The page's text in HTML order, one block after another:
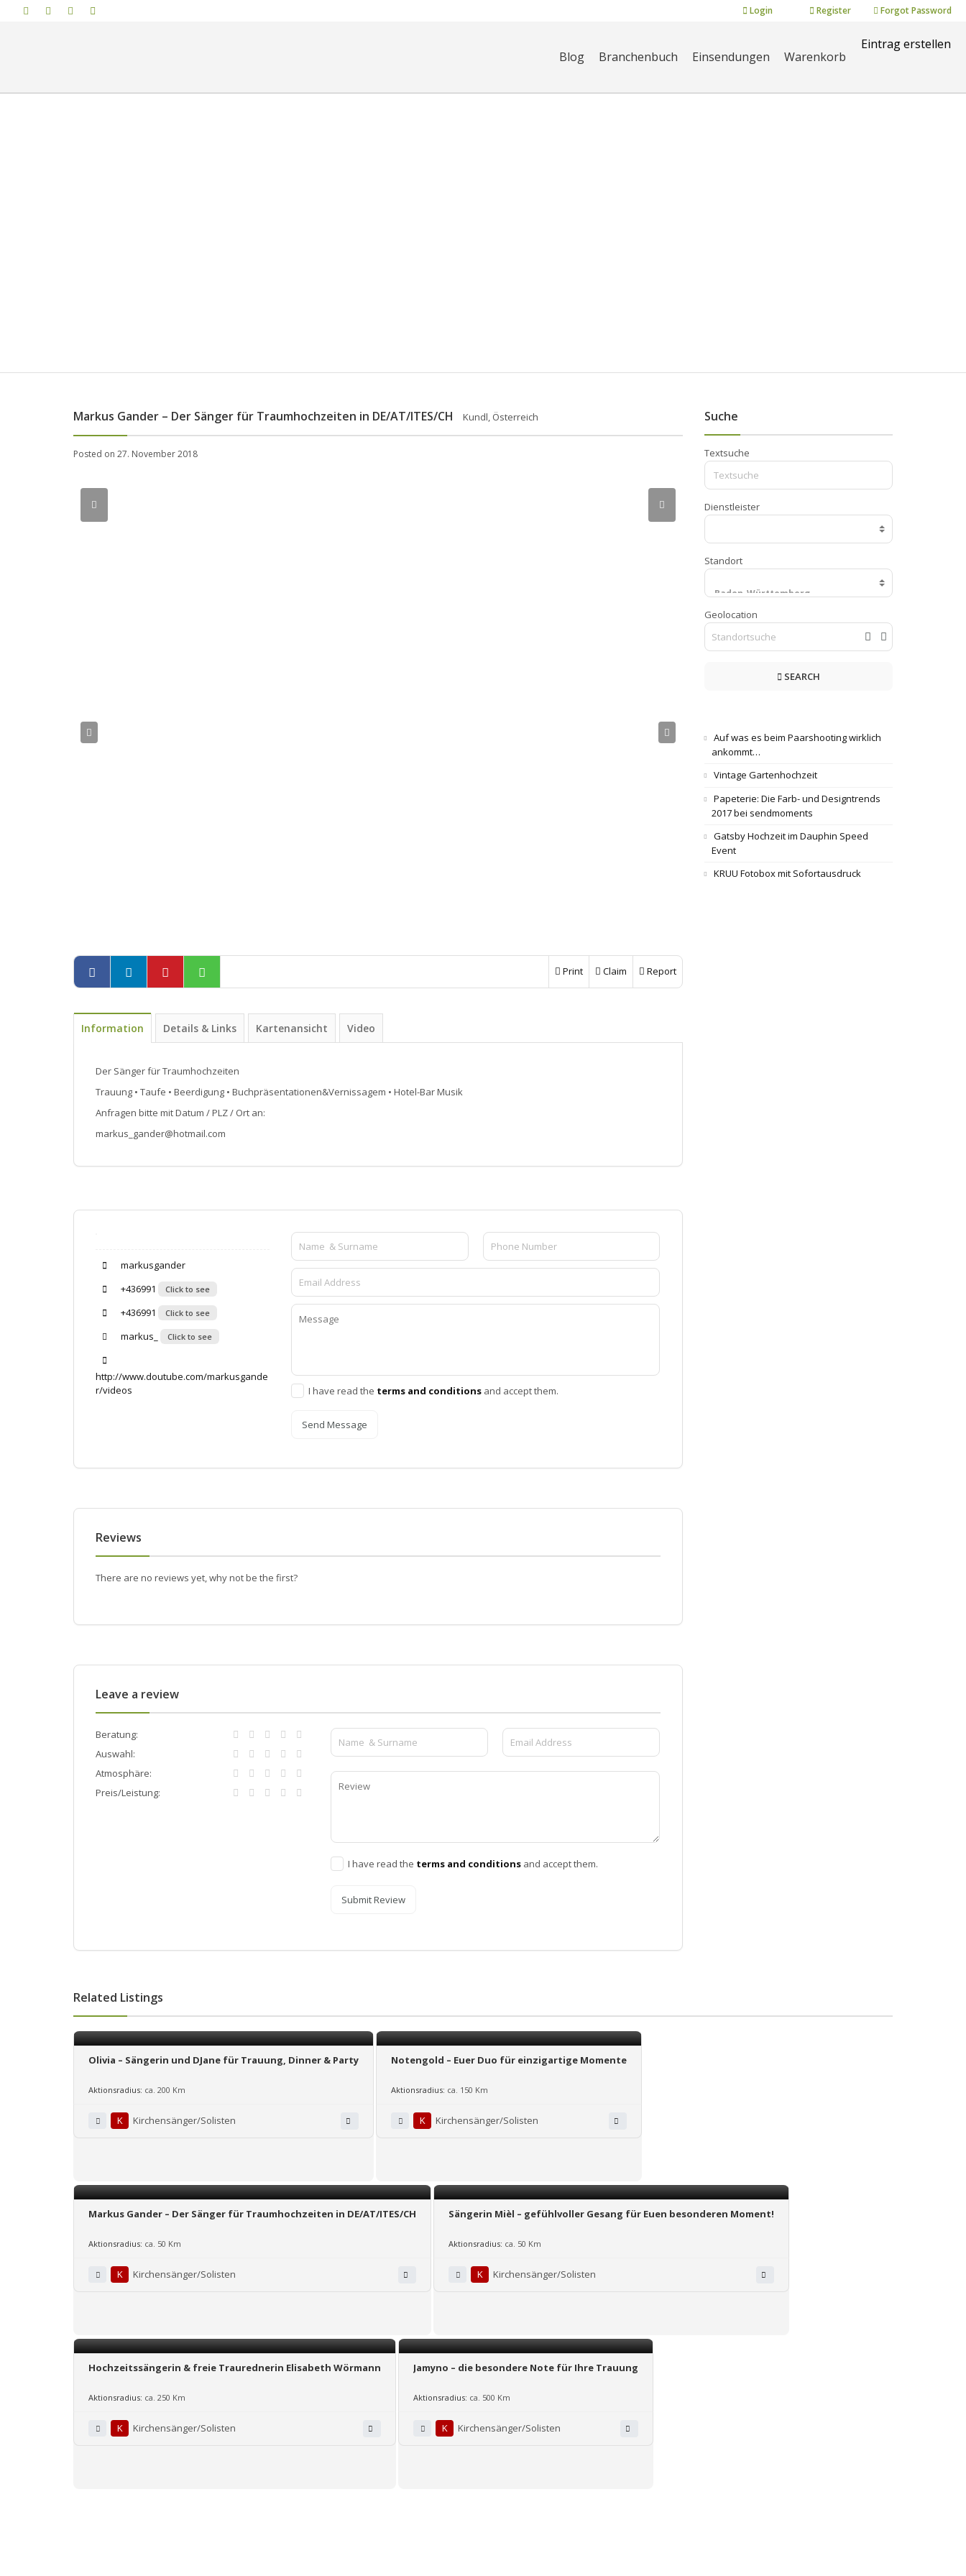
Login Register Forgot Password
Blog Branchenbuch Einsendungen Warenkorb
Eintrag erstellen
Markus Gander – Der Sänger für Traumhochzeiten in DE/AT/ITES/CH Kundl, Österreich
Posted on 27. November 2018
Report
Claim
Print
Information Details & Links Kartenansicht Video
Der Sänger für Traumhochzeiten
Trauung • Taufe • Beerdigung • Buchpräsentationen&Vernissagem • Hotel-Bar Musik
Anfragen bitte mit Datum / PLZ / Ort an:
markus_gander@hotmail.com
markusgander
+436991
Click to see
+436991 Click to see
markus_ Click to see
http://www.doutube.com/markusgande
r/videos
I have read the terms and conditions and accept them.
Send Message
Reviews
There are no reviews yet, why not be the first?
Leave a review
Beratung:
Auswahl:
Atmosphäre:
Preis/Leistung:
I have read the terms and conditions and accept them.
Submit Review
Suche
Textsuche
Dienstleister
Standort
Geolocation
SEARCH
Auf was es beim Paarshooting wirklich
ankommt…
Vintage Gartenhochzeit
Papeterie: Die Farb- und Designtrends
2017 bei sendmoments
Gatsby Hochzeit im Dauphin Speed
Event
KRUU Fotobox mit Sofortausdruck
Related Listings
Olivia – Sängerin und DJane für Trauung, Dinner & Party
Aktionsradius: ca. 200 Km
K Kirchensänger/Solisten
Notengold – Euer Duo für einzigartige Momente
Aktionsradius: ca. 150 Km
K Kirchensänger/Solisten
Markus Gander – Der Sänger für Traumhochzeiten in DE/AT/ITES/CH
Aktionsradius: ca. 50 Km
K Kirchensänger/Solisten
Sängerin Mièl – gefühlvoller Gesang für Euen besonderen Moment!
Aktionsradius: ca. 50 Km
K Kirchensänger/Solisten
Hochzeitssängerin & freie Traurednerin Elisabeth Wörmann
Aktionsradius: ca. 250 Km
K Kirchensänger/Solisten
Jamyno – die besondere Note für Ihre Trauung
Aktionsradius: ca. 500 Km
K Kirchensänger/Solisten